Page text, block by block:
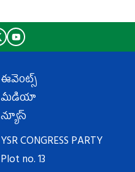
ఈవెంట్స్
మీడియా
న్యూస్
YSR CONGRESS PARTY
Plot no. 13